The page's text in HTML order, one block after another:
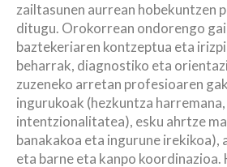
zailtasunen aurrean hobekuntzen
ditugu. Orokorrean ondorengo
baztekeriaren kontzeptua eta
beharrak, diagnostiko eta
zuzeneko arretan profesioaren
ingurukoak (hezkuntza
intentzionalitatea), esku ahrtze
banakakoa eta ingurune irekikoa),
eta barne eta kanpo koordinazioa.